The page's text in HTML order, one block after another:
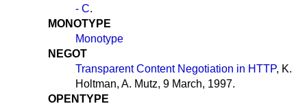
- C.
MONOTYPE
Monotype
NEGOT
Transparent Content Negotiation in HTTP, K.
Holtman, A. Mutz, 9 March, 1997.
OPENTYPE